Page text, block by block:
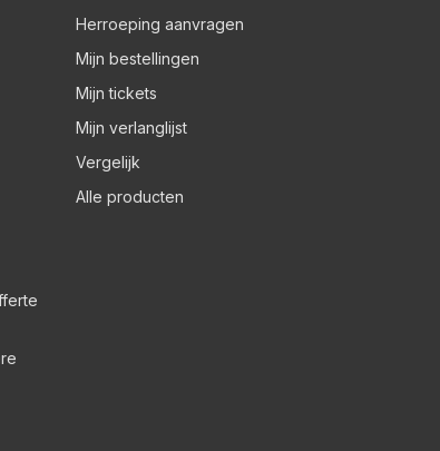
Herroeping aanvragen
Mijn bestellingen
Mijn tickets
Mijn verlanglijst
Vergelijk
Alle producten